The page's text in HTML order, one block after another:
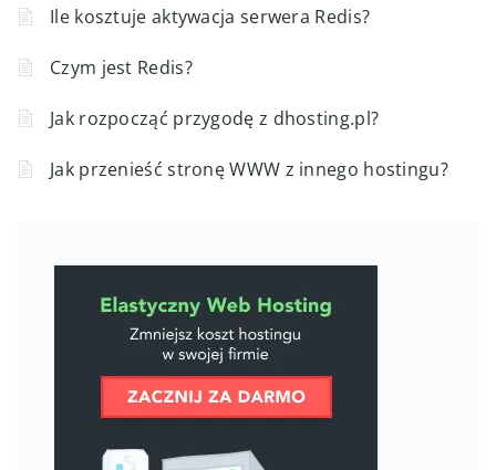
Ile kosztuje aktywacja serwera Redis?
Czym jest Redis?
Jak rozpocząć przygodę z dhosting.pl?
Jak przenieść stronę WWW z innego hostingu?